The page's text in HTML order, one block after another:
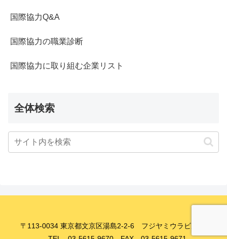
国際協力Q&A
国際協力の職業診断
国際協力に取り組む企業リスト
全体検索
〒113-0034 東京都文京区湯島2-2-6 フジヤミウラビル8F